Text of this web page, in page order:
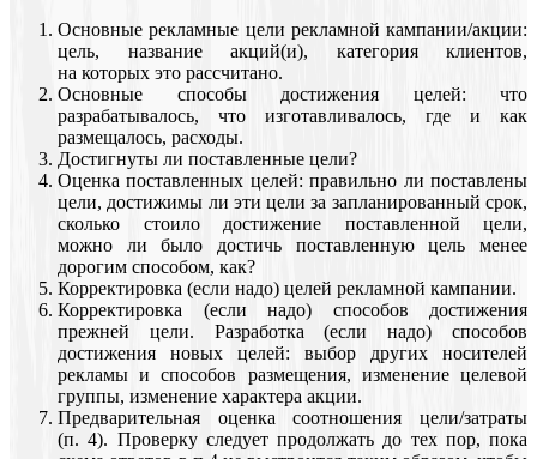
Основные рекламные цели рекламной кампании/акции:
цель, название акций(и), категория клиентов,
на которых это рассчитано.
Основные способы достижения целей: что
разрабатывалось, что изготавливалось, где и как
размещалось, расходы.
Достигнуты ли поставленные цели?
Оценка поставленных целей: правильно ли поставлены
цели, достижимы ли эти цели за запланированный срок,
сколько стоило достижение поставленной цели,
можно ли было достичь поставленную цель менее
дорогим способом, как?
Корректировка (если надо) целей рекламной кампании.
Корректировка (если надо) способов достижения
прежней цели. Разработка (если надо) способов
достижения новых целей: выбор других носителей
рекламы и способов размещения, изменение целевой
группы, изменение характера акции.
Предварительная оценка соотношения цели/затраты
(п. 4). Проверку следует продолжать до тех пор, пока